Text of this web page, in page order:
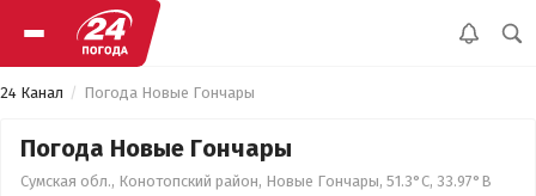
24 Канал Погода Новые Гончары
Погода Новые Гончары
Сумская обл., Конотопский район, Новые Гончары, 51.3°С, 33.97°В